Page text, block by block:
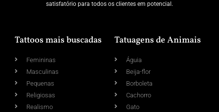
satisfatório para todos os clientes em potencial.
Tattoos mais buscadas
Femininas
Masculinas
Pequenas
Religiosas
Realismo
Tatuagens de Animais
Águia
Beija-flor
Borboleta
Cachorro
Gato